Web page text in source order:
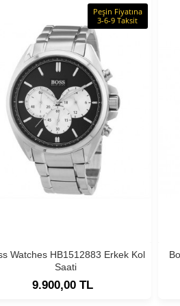
Peşin Fiyatına
3-6-9 Taksit
Watches HB1512883 Erkek Kol
Saati
9.900,00 TL